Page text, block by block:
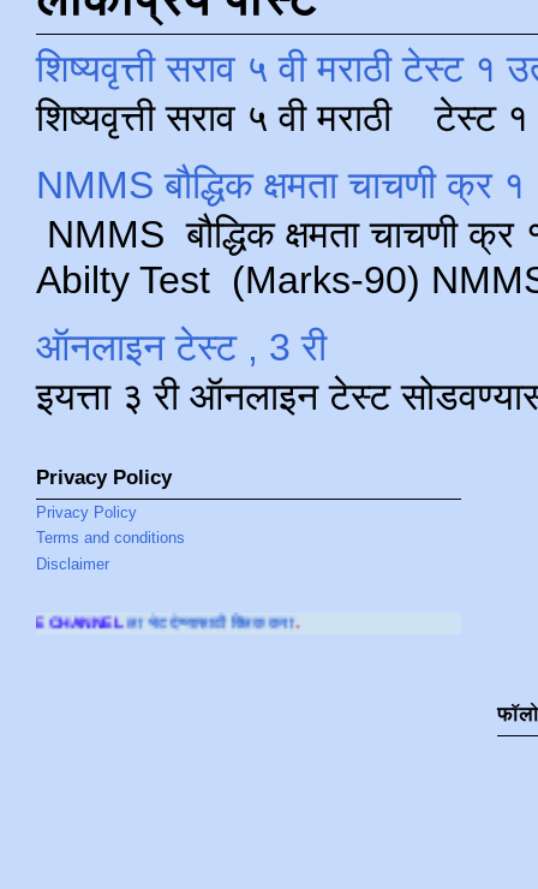
शिष्यवृत्ती सराव ५ वी मराठी टेस्ट १
शिष्यवृत्ती सराव ५ वी मराठी टेस्ट
NMMS बौद्धिक क्षमता चाचणी क्र
NMMS बौद्धिक क्षमता चाचणी
Abilty Test (Marks-90) NMMS
ऑनलाइन टेस्ट , 3 री
इयत्ता ३ री ऑनलाइन टेस्ट
Privacy Policy
Privacy Policy
Terms and conditions
Disclaimer
देण्यासाठी क्लिक करा.